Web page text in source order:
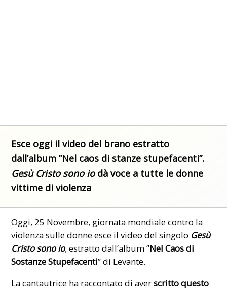
Esce oggi il video del brano estratto
dall’album ”Nel caos di stanze stupefacenti”.
Gesù Cristo sono iodà voce a tutte le donne
vittime di violenza
Oggi, 25 Novembre, giornata mondiale contro la
violenza sulle donneesce il video del singolo Gesù
Cristo sono io,estratto dall’album ”Nel Caos di
Sostanze Stupefacenti” di Levante.
Lacantautrice ha raccontato di averscritto questo